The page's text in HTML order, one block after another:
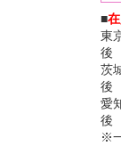
■
東
後
茨
後
愛
後
※